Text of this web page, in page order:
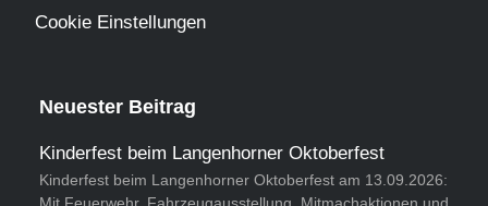
Cookie Einstellungen
Neuester Beitrag
Kinderfest beim Langenhorner Oktoberfest
Kinderfest beim Langenhorner Oktoberfest am 13.09.2026:
Mit Feuerwehr, Fahrzeugausstellung, Mitmachaktionen und